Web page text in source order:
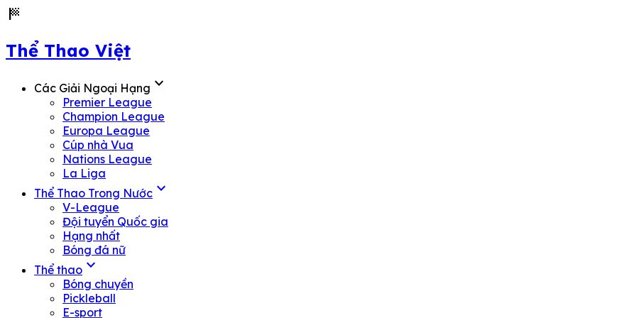
sports_score
Thể Thao Việt
Các Giải Ngoại Hạng expand_more
Premier League
Champion League
Europa League
Cúp nhà Vua
Nations League
La Liga
Thể Thao Trong Nước expand_more
V-League
Đội tuyển Quốc gia
Hạng nhất
Bóng đá nữ
Thể thao expand_more
Bóng chuyền
Pickleball
E-sport